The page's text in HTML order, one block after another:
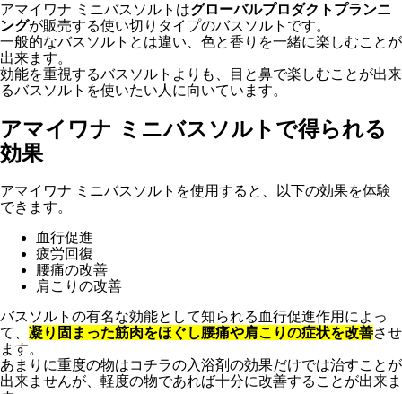
アマイワナ ミニバスソルトはグローバルプロダクトプランニ
ングが販売する使い切りタイプのバスソルトです。
一般的なバスソルトとは違い、色と香りを一緒に楽しむことが
出来ます。
効能を重視するバスソルトよりも、目と鼻で楽しむことが出来
るバスソルトを使いたい人に向いています。
アマイワナ ミニバスソルトで得られる
効果
アマイワナ ミニバスソルトを使用すると、以下の効果を体験
できます。
血行促進
疲労回復
腰痛の改善
肩こりの改善
バスソルトの有名な効能として知られる血行促進作用によっ
て、 凝り固まった筋肉をほぐし腰痛や肩こりの症状を改善させ
ます。
あまりに重度の物はコチラの入浴剤の効果だけでは治すことが
出来ませんが、軽度の物であれば十分に改善することが出来ま